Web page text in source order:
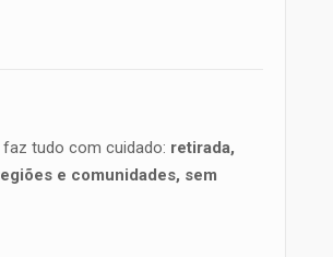
faz tudo com cuidado: retirada,
e comunidades, sem